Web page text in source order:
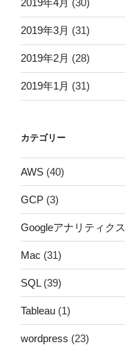
2019年4月 (30)
2019年3月 (31)
2019年2月 (28)
2019年1月 (31)
カテゴリー
AWS (40)
GCP (3)
Googleアナリティクス
Mac (31)
SQL(39)
Tableau (1)
wordpress (23)